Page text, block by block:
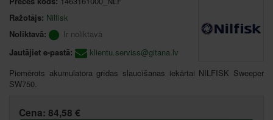
Ražotājs: Nilfisk
Noliktavā:
Ir noliktavā
Jautājiet e-pastā:
klientu.serviss@gitana.lv
Piemērots akumulatora grīdas slaucīšanas iekārtai NILFISK Sweeper
SW750.
Cena: 84,58 €